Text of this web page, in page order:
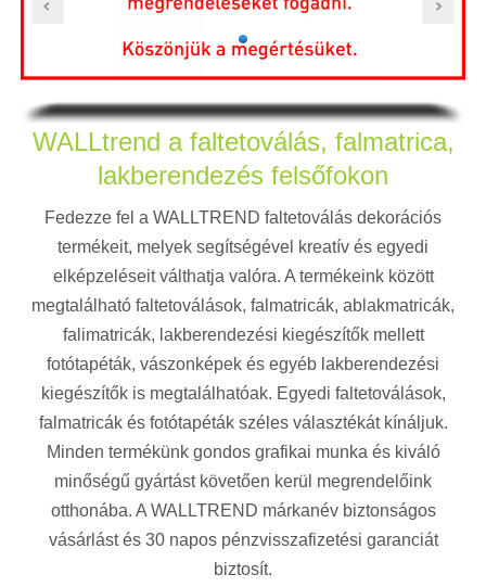
WALLtrend a faltetoválás, falmatrica,
lakberendezés felsőfokon
Fedezze fel a WALLTREND faltetoválás dekorációs
termékeit, melyek segítségével kreatív és egyedi
elképzeléseit válthatja valóra. A termékeink között
megtalálható faltetoválások, falmatricák, ablakmatricák,
falimatricák, lakberendezési kiegészítők mellett
fotótapéták, vászonképek és egyéb lakberendezési
kiegészítők is megtalálhatóak. Egyedi faltetoválások,
falmatricák és fotótapéták széles választékát kínáljuk.
Minden termékünk gondos grafikai munka és kiváló
minőségű gyártást követően kerül megrendelőink
otthonába. A WALLTREND márkanév biztonságos
vásárlást és 30 napos pénzvisszafizetési garanciát
biztosít.